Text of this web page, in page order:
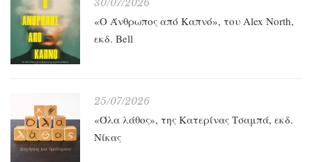
30/07/2026
«O Άνθρωπος από Καπνό», του Alex North,
εκδ. Bell
25/07/2026
«Όλα λάθος», της Κατερίνας Τσαμπά, εκδ.
Νίκας